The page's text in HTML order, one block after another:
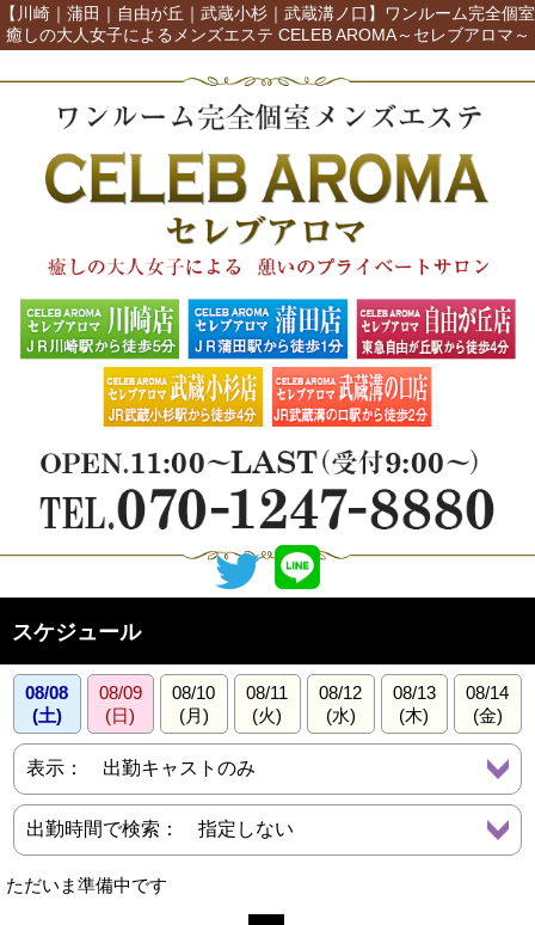
【川崎｜蒲田｜自由が丘｜武蔵小杉｜武蔵溝ノ口】ワンルーム完全個室
癒しの大人女子によるメンズエステ CELEB AROMA～セレブアロマ～
スケジュール
08/08
(土)
08/09
(日)
08/10
(月)
08/11
(火)
08/12
(水)
08/13
(木)
08/14
(金)
ただいま準備中です